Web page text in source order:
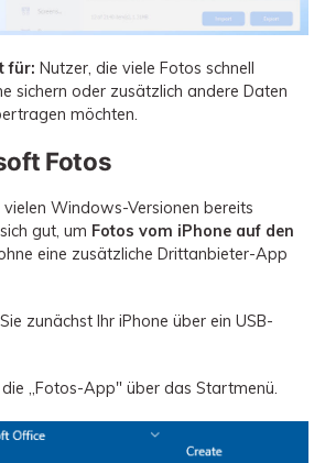
für: Nutzer, die viele Fotos schnell
sichern oder zusätzlich andere Daten
möchten.
Fotos
Windows-Versionen bereits
gut, um Fotos vom iPhone auf den
eine zusätzliche Drittanbieter-App
zunächst Ihr iPhone über ein USB-
„Fotos-App" über das Startmenü.